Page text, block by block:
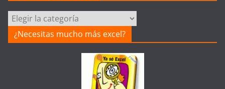
Categorías
de
la
¿Necesitas mucho más excel?